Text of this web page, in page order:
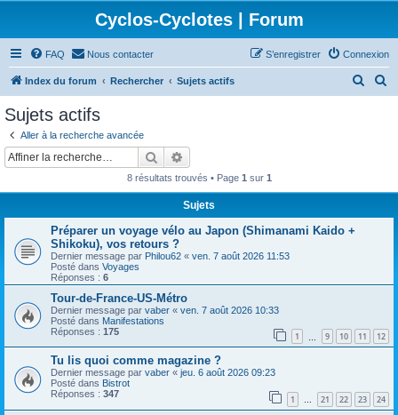
Cyclos-Cyclotes | Forum
FAQ Nous contacter Connexion
S’enregistrer
Index du forum Rechercher Sujets actifs
Sujets actifs
Aller à la recherche avancée
Rechercher
8 résultats trouvés • Page 1 sur 1
Sujets
Préparer un voyage vélo au Japon (Shimanami Kaido +
Shikoku), vos retours ?
Dernier message par Philou62 « ven. 7 août 2026 11:53
Posté dans Voyages
Réponses : 6
Tour-de-France-US-Métro
Dernier message par vaber « ven. 7 août 2026 10:33
Posté dans Manifestations
Réponses : 175 1 9 10 11 12
Tu lis quoi comme magazine ?
Dernier message par vaber « jeu. 6 août 2026 09:23
Posté dans Bistrot
Réponses : 347 1 … 21 22 23 24